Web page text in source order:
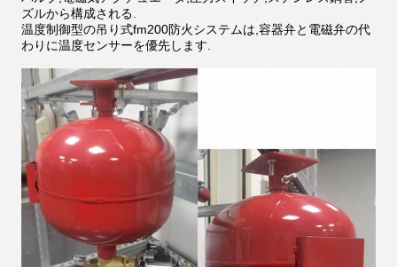
ズルから構成される.
温度制御型の吊り式fm200防火システムは,容器弁と電磁弁の代
わりに温度センサーを優先します.